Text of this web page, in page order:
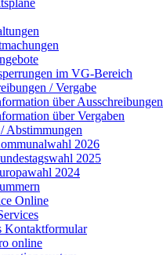
im VG-Bereich
/ Vergabe
über Ausschreibungen
über Vergaben
Abstimmungen
2026
2025
2024
Online
Kontaktformular
online